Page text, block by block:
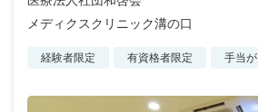
メディクスクリニック溝の口
経験者限定 有資格者限定 手当